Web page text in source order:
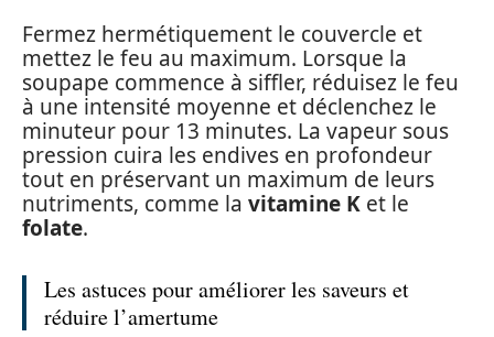
Fermez hermétiquement le couvercle et
mettez le feu au maximum. Lorsque la
soupape commence à siffler, réduisez le feu
à une intensité moyenne et déclenchez le
minuteur pour 13 minutes. La vapeur sous
pression cuira les endives en profondeur
tout en préservant un maximum de leurs
nutriments, comme la vitamine K et le
folate.
Les astuces pour améliorer les saveurs et
réduire l’amertume